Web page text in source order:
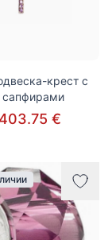
крест с
403.75 €